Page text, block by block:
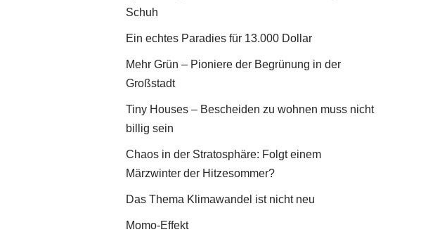
Schuh
Ein echtes Paradies für 13.000 Dollar
Mehr Grün – Pioniere der Begrünung in der
Großstadt
Tiny Houses – Bescheiden zu wohnen muss nicht
billig sein
Chaos in der Stratosphäre: Folgt einem
Märzwinter der Hitzesommer?
Das Thema Klimawandel ist nicht neu
Momo-Effekt